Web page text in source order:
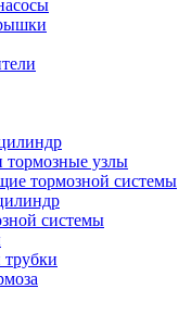
тормозные узлы
тормозной системы
системы